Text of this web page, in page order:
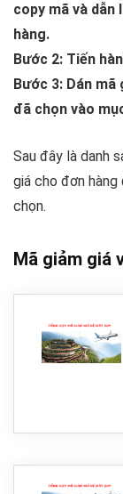
copy mã và
hàng.
Bước 2: Tiến
Bước 3: Dán mã
đã chọn vào
Sau đây là danh
giá cho đơn
chọn.
Mã giảm giá